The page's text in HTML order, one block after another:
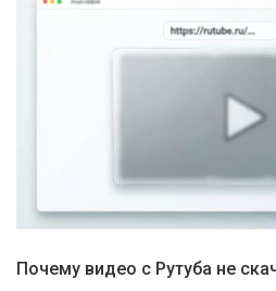
Почему видео с Рутуба не